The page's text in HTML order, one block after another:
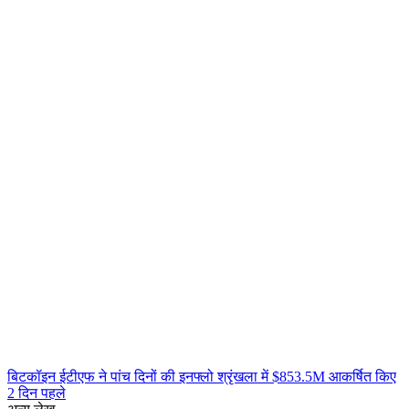
बिटकॉइन ईटीएफ ने पांच दिनों की इनफ्लो श्रृंखला में $853.5M आकर्षित किए
2 दिन पहले